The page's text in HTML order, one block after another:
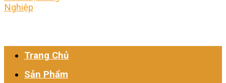
Trang Chủ
Sản Phẩm